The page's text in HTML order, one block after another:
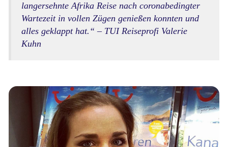
langersehnte Afrika Reise nach coronabedingter
Wartezeit in vollen Zügen genießen konnten und
alles geklappt hat. “ – TUI Reiseprofi Valerie
Kuhn